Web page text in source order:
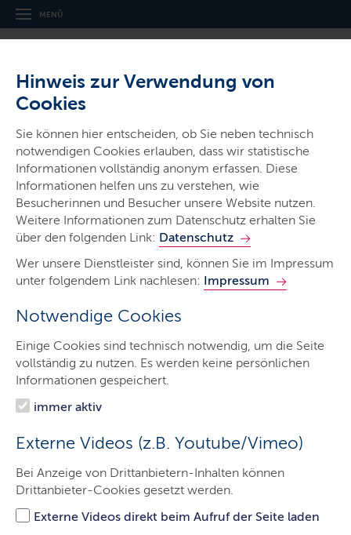
Hinweis zur Verwendung von
Cookies
Sie können hier entscheiden, ob Sie neben technisch
notwendigen Cookies erlauben, dass wir statistische
Informationen vollständig anonym erfassen. Diese
Informationen helfen uns zu verstehen, wie
Besucherinnen und Besucher unsere Website nutzen.
Weitere Informationen zum Datenschutz erhalten Sie
über den folgenden Link: Datenschutz
Wer unsere Dienstleister sind, können Sie im Impressum
unter folgendem Link nachlesen: Impressum
Notwendige Cookies
Einige Cookies sind technisch notwendig, um die Seite
vollständig zu nutzen. Es werden keine persönlichen
Informationen gespeichert.
immer aktiv
Externe Videos (z.B. Youtube/Vimeo)
Bei Anzeige von Drittanbietern-Inhalten können
Drittanbieter-Cookies gesetzt werden.
Externe Videos direkt beim Aufruf der Seite laden
MENÜ
Thema
Digitalisierung – Zukunftsthema
für Schleswig-Holstein
Start
Digitale Verwaltung
Digitalisierungspreis
Künstliche Intelligenz
Digitale Knotenpunkte